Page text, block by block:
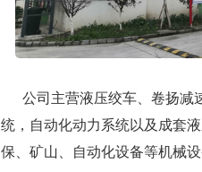
公司主营液压绞车、卷扬减
统，自动化动力系统以及成套
保、矿山、自动化设备等机械设